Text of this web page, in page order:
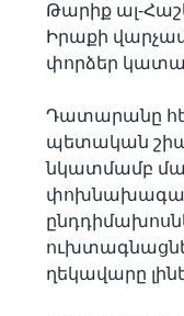
Թարիք ալ-
Իրաքի
փորձեր
Դատարանը
պետական
նկատմամբ
ղեկավարը